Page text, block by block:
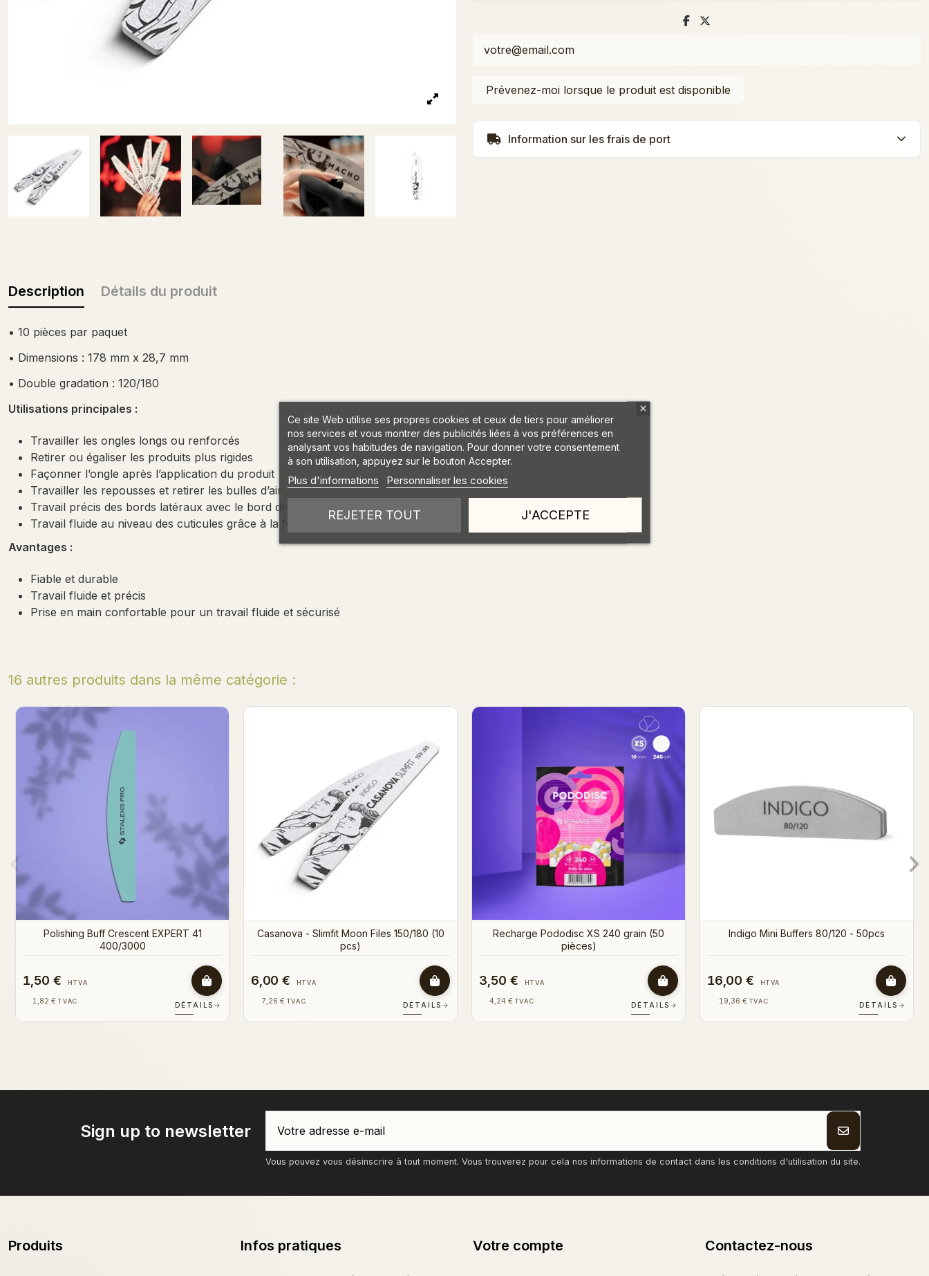
Information sur les frais de port
Description Détails du produit
• 10 pièces par paquet
• Dimensions : 178 mm x 28,7 mm
• Double gradation : 120/180
Utilisations principales :
Travailler les ongles longs ou renforcés
Retirer ou égaliser les produits plus rigides
Façonner l’ongle après l’application du produit
Travailler les repousses et retirer les bulles d’air
Travail précis des bords latéraux avec le bord droit
Travail fluide au niveau des cuticules grâce à la forme incurvée
Avantages :
Fiable et durable
Travail fluide et précis
Prise en main confortable pour un travail fluide et sécurisé
16 autres produits dans la même catégorie :
Recharge Pododisc XS 100 grain (50
pièces)
3,50 € HTVA
4,24 € TVAC DÉTAILS →
6,00 € HTVA
7,26 € TVAC DÉTAILS →
Gentleman - Moon Files 180/240 (10 pcs)
6,00 € HTVA
7,26 € TVAC DÉTAILS →
3,50 € HTVA
4,24 € TVAC DÉTAILS →
Sign up to newsletter
Vous pouvez vous désinscrire à tout moment. Vous trouverez pour cela nos informations de contact dans les conditions d'utilisation du site.
Produits Infos pratiques Votre compte Contactez-nous
Ce site Web utilise ses propres cookies et ceux de tiers pour améliorer
nos services et vous montrer des publicités liées à vos préférences en
analysant vos habitudes de navigation. Pour donner votre consentement
à son utilisation, appuyez sur le bouton Accepter.
Plus d'informations Personnaliser les cookies
REJETER TOUT J'ACCEPTE